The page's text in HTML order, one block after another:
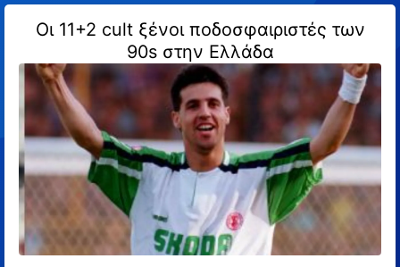
Οι 11+2 cult ξένοι ποδοσφαιριστές των
90s στην Ελλάδα